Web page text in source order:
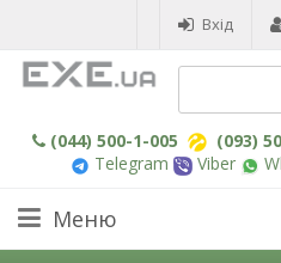
Вхід
(044) 500-1-005 (093)
Telegram
Viber
Меню